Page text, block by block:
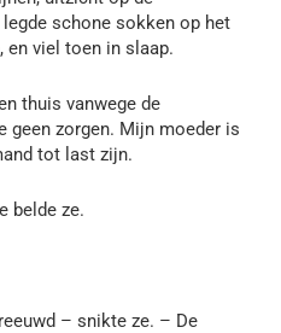
schone sokken op het
en viel toen in slaap.
thuis vanwege de
geen zorgen. Mijn moeder is
tot last zijn.
belde ze.
– snikte ze. – De